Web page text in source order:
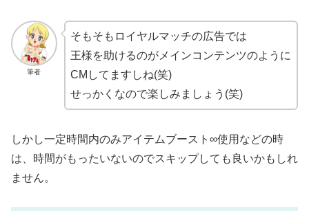
筆者
そもそもロイヤルマッチの広告では
王様を助けるのがメインコンテンツのように
CMしてますしね(笑)
せっかくなので楽しみましょう(笑)
しかし一定時間内のみアイテムブースト∞使用などの時
は、時間がもったいないのでスキップしても良いかもしれ
ません。